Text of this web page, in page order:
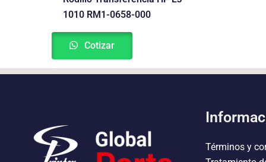
1010 RM1-0658-000
Cotizar
Términos y